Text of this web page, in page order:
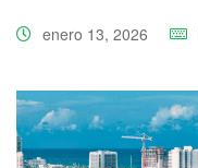
enero 13, 2026